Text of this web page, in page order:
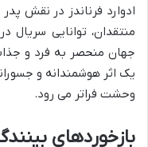
ادوارد فرناندز در نقش
منتقدان، توانایی
جهان منحصر به فرد و
یک اثر هوشمندانه و
وحشت فراتر می رود.